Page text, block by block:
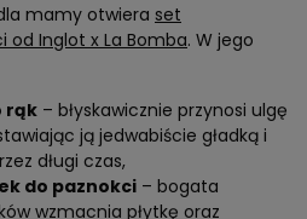
mamy otwiera set
od Inglot x La Bomba. W jego
rąk – błyskawicznie przynosi ulgę
ją jedwabiście gładką i
długi czas,
do paznokci – bogata
wzmacnia płytkę oraz